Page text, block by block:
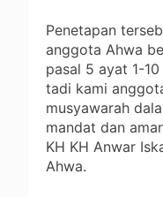
Penetapan
anggota Ahwa
pasal 5 ayat 1-
tadi kami
musyawarah
mandat dan
KH KH Anwar
Ahwa.